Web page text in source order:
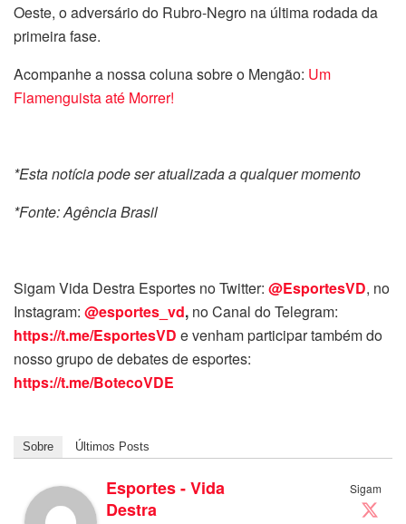
Oeste, o adversário do Rubro-Negro na última rodada da
primeira fase.
Acompanhe a nossa coluna sobre o Mengão: Um
Flamenguista até Morrer!
*Esta notícia pode ser atualizada a qualquer momento
*Fonte: Agência Brasil
Sigam Vida Destra Esportes no Twitter: @EsportesVD, no
Instagram: @esportes_vd, no Canal do Telegram:
https://t.me/EsportesVD e venham participar também do
nosso grupo de debates de esportes:
https://t.me/BotecoVDE
Sobre Últimos Posts
Sigam
Esportes - Vida
Destra